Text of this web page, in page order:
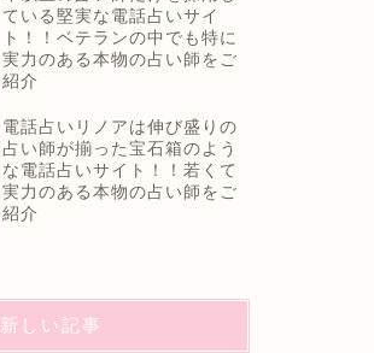
ている堅実な電話占いサイ
ト！！ベテランの中でも特に
実力のある本物の占い師をご
紹介
電話占いリノアは伸び盛りの
占い師が揃った宝石箱のよう
な電話占いサイト！！若くて
実力のある本物の占い師をご
紹介
新しい記事